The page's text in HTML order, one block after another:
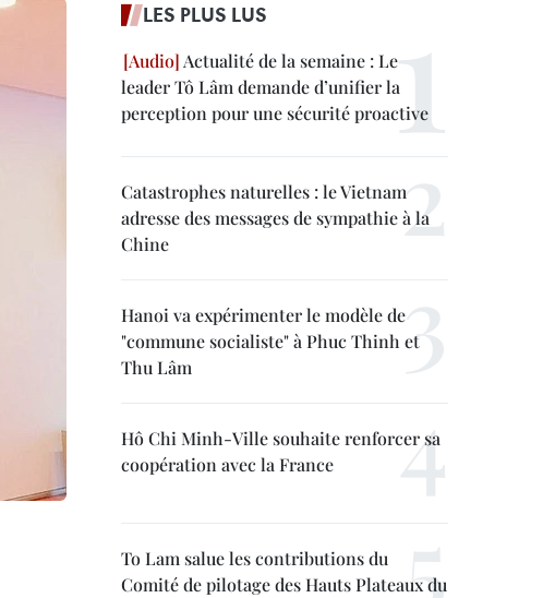
LES PLUS LUS
Actualité de la semaine : Le
leader Tô Lâm demande d’unifier la
perception pour une sécurité proactive
Catastrophes naturelles : le Vietnam
adresse des messages de sympathie à la
Chine
Hanoi va expérimenter le modèle de
"commune socialiste" à Phuc Thinh et
Thu Lâm
Hô Chi Minh-Ville souhaite renforcer sa
coopération avec la France
To Lam salue les contributions du
Comité de pilotage des Hauts Plateaux du